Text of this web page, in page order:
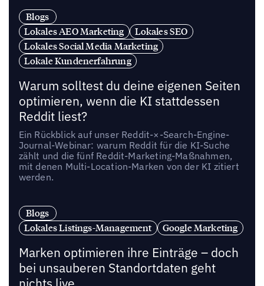
Blogs
Lokales AEO Marketing
Lokales SEO
Lokales Social Media Marketing
Lokale Kundenerfahrung
Warum solltest du deine eigenen Seiten
optimieren, wenn die KI stattdessen
Reddit liest?
Ein Rückblick auf unser Reddit-×-Search-Engine-
Journal-Webinar: warum Reddit für die KI-Suche
zählt und die fünf Reddit-Marketing-Maßnahmen,
mit denen Multi-Location-Marken von der KI zitiert
werden.
Blogs
Lokales Listings-Management
Google Marketing
Marken optimieren ihre Einträge – doch
bei unsauberen Standortdaten geht